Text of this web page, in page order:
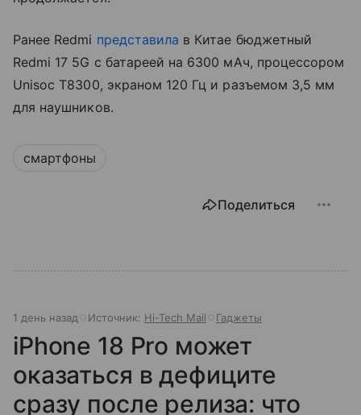
Ранее Redmi представила в Китае бюджетный
Redmi 17 5G с батареей на 6300 мАч, процессором
Unisoc T8300, экраном 120 Гц и разъемом 3,5 мм
для наушников.
смартфоны
Поделиться
1 день назад Источник: Hi-Tech Mail Гаджеты
iPhone 18 Pro может
оказаться в дефиците
сразу после релиза: что